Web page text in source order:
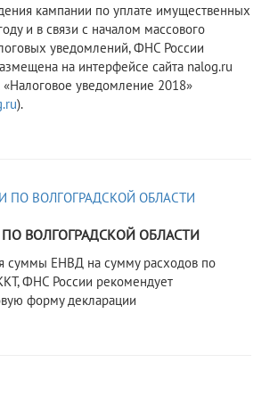
кампании по уплате имущественных
и в связи с началом массового
уведомлений, ФНС России
на интерфейсе сайта nalog.ru
уведомление 2018»
).
ВОЛГОГРАДСКОЙ ОБЛАСТИ
суммы ЕНВД на сумму расходов по
ФНС России рекомендует
форму декларации